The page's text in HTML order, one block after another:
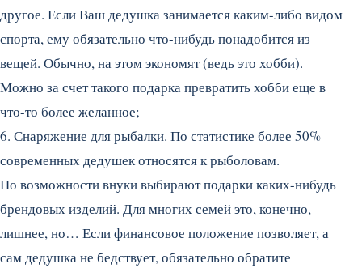
другое. Если Ваш дедушка занимается каким-либо видом
спорта, ему обязательно что-нибудь понадобится из
вещей. Обычно, на этом экономят (ведь это хобби).
Можно за счет такого подарка превратить хобби еще в
что-то более желанное;
6. Снаряжение для рыбалки. По статистике более 50%
современных дедушек относятся к рыболовам.
По возможности внуки выбирают подарки каких-нибудь
брендовых изделий. Для многих семей это, конечно,
лишнее, но… Если финансовое положение позволяет, а
сам дедушка не бедствует, обязательно обратите